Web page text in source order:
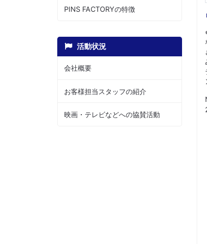
PINS FACTORYの特徴
活動状況
会社概要
お客様担当スタッフの紹介
映画・テレビなどへの協賛活動